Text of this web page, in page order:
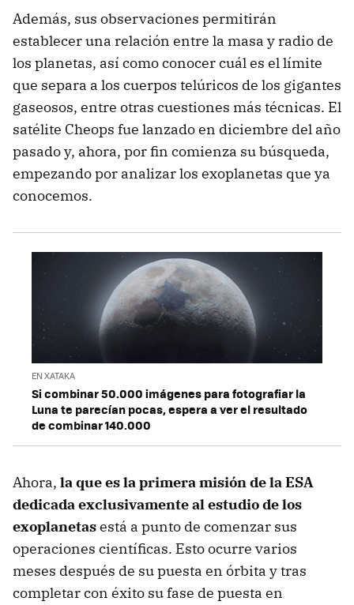
Además, sus observaciones permitirán
establecer una relación entre la masa y radio de
los planetas, así como conocer cuál es el límite
que separa a los cuerpos telúricos de los gigantes
gaseosos, entre otras cuestiones más técnicas. El
satélite Cheops fue lanzado en diciembre del año
pasado y, ahora, por fin comienza su búsqueda,
empezando por analizar los exoplanetas que ya
conocemos.
EN XATAKA
Si combinar 50.000 imágenes para fotografiar la
Luna te parecían pocas, espera a ver el resultado
de combinar 140.000
Ahora, la que es la primera misión de la ESA
dedicada exclusivamente al estudio de los
exoplanetasestá a punto de comenzar sus
operaciones científicas. Esto ocurre varios
meses después de su puesta en órbita y tras
completar con éxito su fase de puesta en